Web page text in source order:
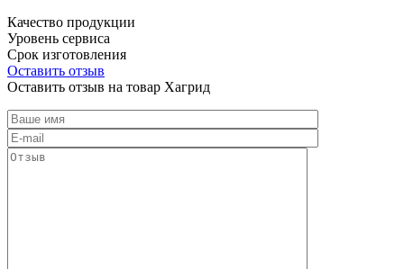
Качество продукции
Уровень сервиса
Срок изготовления
Оставить отзыв
Оставить отзыв на товар Хагрид